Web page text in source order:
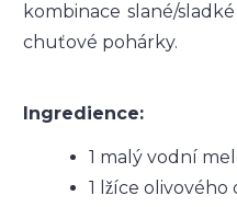
kombinace slané/
chuťové pohárky.
Ingredience:
1 malý vodní
1 lžíce olivového